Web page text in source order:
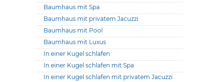
Baumhaus mit Spa
Baumhaus mit privatem Jacuzzi
Baumhaus mit Pool
Baumhaus mit Luxus
In einer Kugel schlafen
In einer Kugel schlafen mit Spa
In einer Kugel schlafen mit privatem Jacuzzi